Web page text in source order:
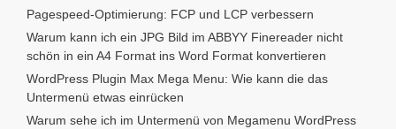
Pagespeed-Optimierung: FCP und LCP verbessern
Warum kann ich ein JPG Bild im ABBYY Finereader nicht
schön in ein A4 Format ins Word Format konvertieren
WordPress Plugin Max Mega Menu: Wie kann die das
Untermenü etwas einrücken
Warum sehe ich im Untermenü von Megamenu WordPress